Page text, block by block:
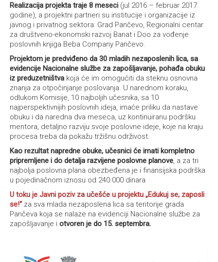
Realizacija projekta traje 8 meseci (jul 2016 – februar 2017.
godine), a projektni partneri su institucije i organizacije iz
javnog i privatnog sektora: Grad Pančevo, Regionalni centar
za društveno-ekonomski razvoj Banat i Doo za vođenje
poslovnih knjiga Beba Company Pančevo.
Projektom je predviđeno da 30 mladih nezaposlenih lica, sa
evidencije Nacionalne službe za zapošljavanje, pohađa obuku
iz preduzetništva koja će im omogućiti da steknu osnovna
znanja za otpočinjanje poslovanja. U narednom koraku,
odlukom Komisije, 10 najboljih učesnika, sa 10
najperspektivnijih poslovnih ideja, imaće priliku da nastave
obuku i da naredna dva meseca, uz kontinuiranu podršku
mentora, detaljno razviju svoje poslovne ideje, koje na kraju
procesa treba da pokažu tržišnu održivost.
Kao rezultat napredne obuke, učesnici će imati kompletno
pripremljene i do detalja razvijene poslovne planove, a za tri
najbolja poslovna plana obezbeđena je i finansijska podrška
u pojedinačnom iznosu od 240.000 dinara.
U toku je Javni poziv za učešće u projektu „Edukuj se, zaposli
se!“ za sva mlada nezaposlena lica sa teritorije grada
Pančeva koja se nalaze na evidenciji Nacionalne službe za
zapošljavanje i otvoren je do 15. septembra.